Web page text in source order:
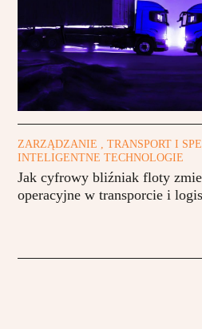
ZARZĄDZANIE , TRANSPORT I
INTELIGENTNE TECHNOLOGIE
Jak cyfrowy bliźniak floty
operacyjne w transporcie i